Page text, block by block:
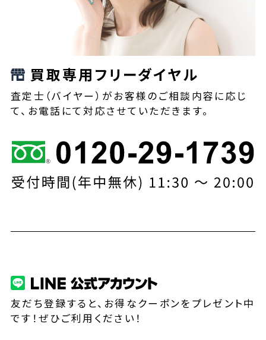
買取専用フリーダイヤル
査定士（バイヤー）がお客様のご相談内容に応じ
て、お電話にて対応させていただきます。
友だち登録すると、お得なクーポンをプレゼント中
です！ぜひご利用ください！